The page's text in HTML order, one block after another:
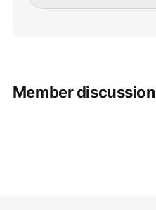
Member discussion